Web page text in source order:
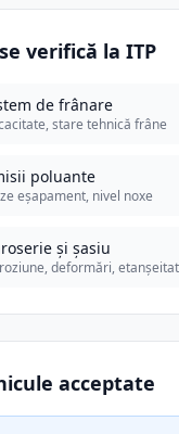
verifică la ITP
de frânare
stare tehnică frâne
poluante
eșapament, nivel noxe
și șasiu
deformări,
acceptate